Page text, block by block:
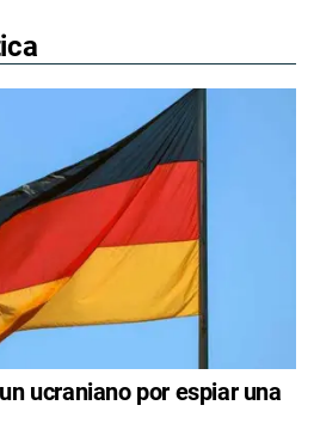
ucraniano por espiar una